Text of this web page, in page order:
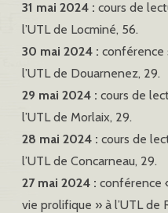
31 mai 2024 : cours de
l’UTL de Locminé, 56.
30 mai 2024 : conférence
l’UTL de Douarnenez, 29.
29 mai 2024 : cours de
l’UTL de Morlaix, 29.
28 mai 2024 : cours de
l’UTL de Concarneau, 29.
27 mai 2024 : conférence
vie prolifique » à l’UTL de